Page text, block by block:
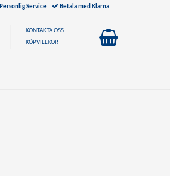
Personlig Service Betala med Klarna
KONTAKTA OSS
KÖPVILLKOR